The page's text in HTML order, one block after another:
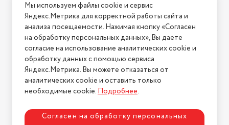
Условия возврата
Нашли ошибку на сайте? Напишите нам
2026 © Интернет-магазин "АстМаркет". У нас есть всё!
Политика конфиденциальности
Мы используем файлы cookie и сервис
Яндекс.Метрика для корректной работы сайта и
анализа посещаемости. Нажимая кнопку «Согласен
на обработку персональных данных», Вы даете
согласие на использование аналитических cookie и
обработку данных с помощью сервиса
Яндекс.Метрика. Вы можете отказаться от
аналитических cookie и оставить только
необходимые cookie.Подробнее.
Согласен на обработку персональных